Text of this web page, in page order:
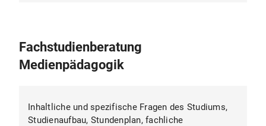
Fachstudienberatung
Medienpädagogik
Inhaltliche und spezifische Fragen des Studiums,
Studienaufbau, Stundenplan, fachliche